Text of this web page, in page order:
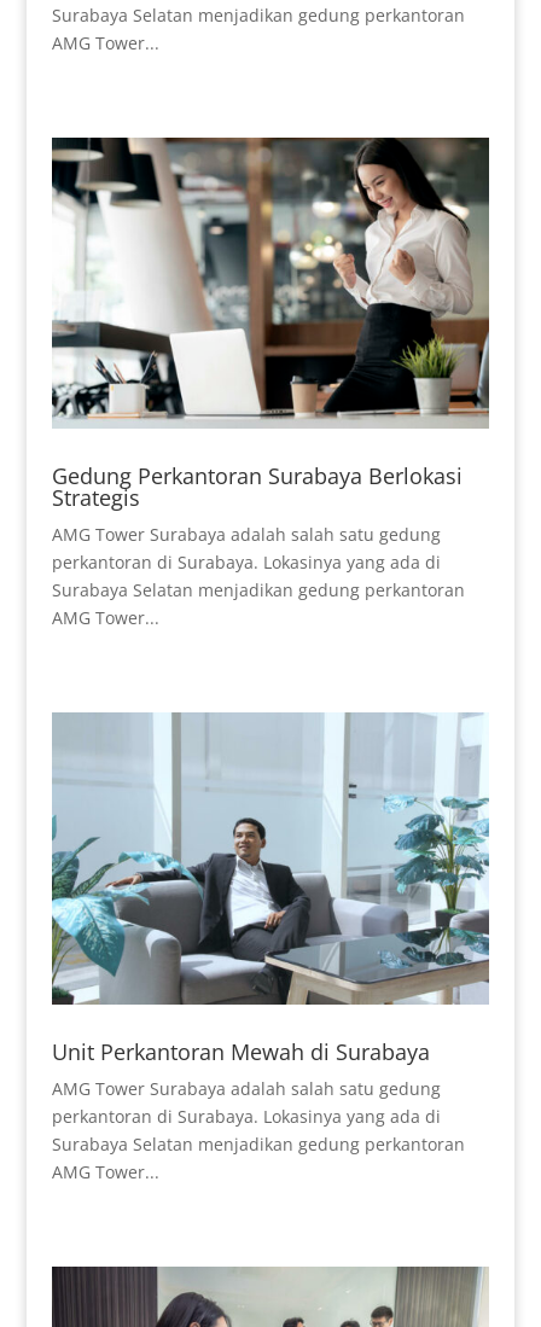
Surabaya Selatan menjadikan gedung perkantoran
AMG Tower...
Gedung Perkantoran Surabaya Berlokasi
Strategis
AMG Tower Surabaya adalah salah satu gedung
perkantoran di Surabaya. Lokasinya yang ada di
Surabaya Selatan menjadikan gedung perkantoran
AMG Tower...
Unit Perkantoran Mewah di Surabaya
AMG Tower Surabaya adalah salah satu gedung
perkantoran di Surabaya. Lokasinya yang ada di
Surabaya Selatan menjadikan gedung perkantoran
AMG Tower...